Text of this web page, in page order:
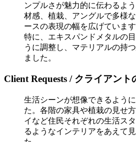
ンプルさが魅力的に伝わるよ
材感、植栽、アングルで多様
ースの表現の幅を広げています
特に、エキスパンドメタルの
うに調整し、マテリアルの持
ました。
Client Requests / クライアント
生活シーンが想像できるよう
た。各階の家具や植栽の見せ
イなど住民それぞれの生活ス
るようなインテリアをあえて